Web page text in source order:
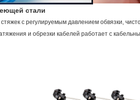
стали
с регулируемым давлением обвязки,
и обрезки кабелей работает с